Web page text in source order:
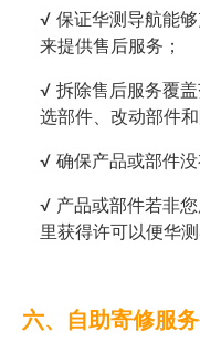
√ 保证华测导航能
来提供售后服务；
√ 拆除售后服务覆
选部件、改动部件和
√ 确保产品或部件
√ 产品或部件若非
里获得许可以便华
六、自助寄修服